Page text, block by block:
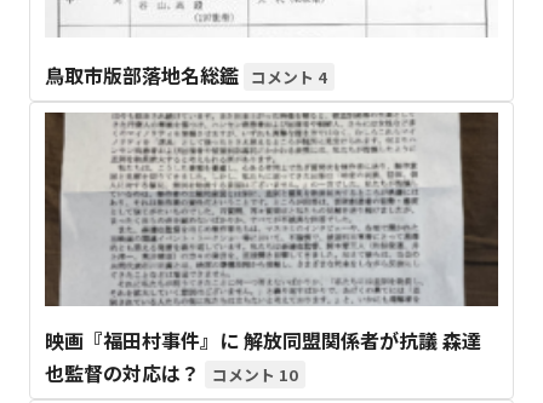
鳥取市版部落地名総鑑 4
映画『福田村事件』に 解放同盟関係者が抗議 森達
也監督の対応は？
10